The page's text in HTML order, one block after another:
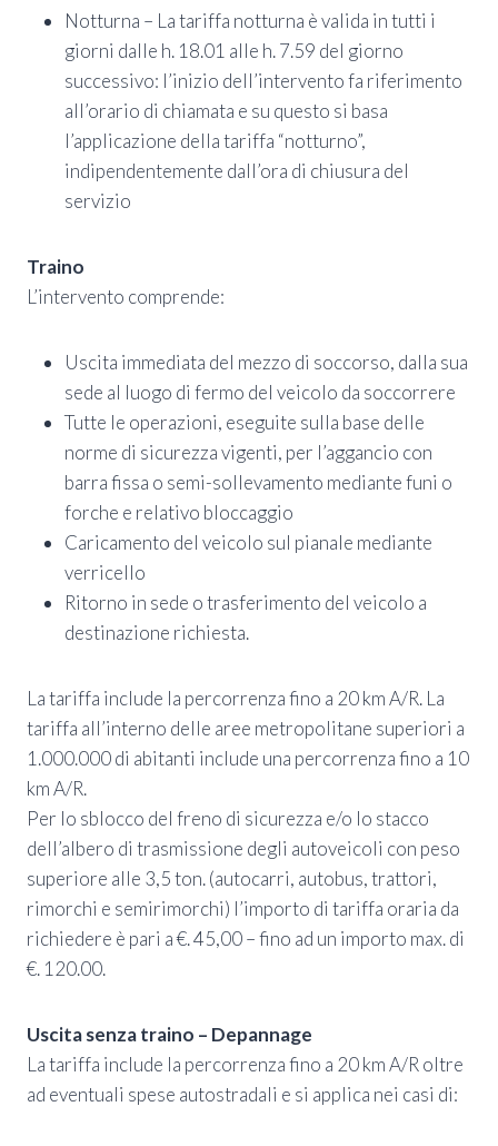
Notturna – La tariffa notturna è valida in tutti i
giorni dalle h. 18.01 alle h. 7.59 del giorno
successivo: l’inizio dell’intervento fa riferimento
all’orario di chiamata e su questo si basa
l’applicazione della tariffa “notturno”,
indipendentemente dall’ora di chiusura del
servizio
Traino
L’intervento comprende:
Uscita immediata del mezzo di soccorso, dalla sua
sede al luogo di fermo del veicolo da soccorrere
Tutte le operazioni, eseguite sulla base delle
norme di sicurezza vigenti, per l’aggancio con
barra fissa o semi-sollevamento mediante funi o
forche e relativo bloccaggio
Caricamento del veicolo sul pianale mediante
verricello
Ritorno in sede o trasferimento del veicolo a
destinazione richiesta.
La tariffa include la percorrenza fino a 20 km A/R. La
tariffa all’interno delle aree metropolitane superiori a
1.000.000 di abitanti include una percorrenza fino a 10
km A/R.
Per lo sblocco del freno di sicurezza e/o lo stacco
dell’albero di trasmissione degli autoveicoli con peso
superiore alle 3,5 ton. (autocarri, autobus, trattori,
rimorchi e semirimorchi) l’importo di tariffa oraria da
richiedere è pari a €. 45,00 – fino ad un importo max. di
€. 120.00.
Uscita senza traino – Depannage
La tariffa include la percorrenza fino a 20 km A/R oltre
ad eventuali spese autostradali e si applica nei casi di: